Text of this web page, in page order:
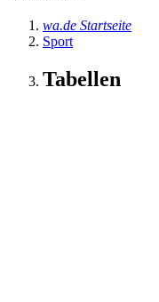
wa.de Startseite
Sport
Tabellen